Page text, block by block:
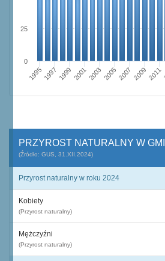
19951997 1999 20012003 20052007 20092011
0
25
PRZYROST NATURALNY W
(Źródło: GUS, 31.XII.2024)
Przyrost naturalny w roku 2024
Kobiety
(Przyrost naturalny)
Mężczyźni
(Przyrost naturalny)